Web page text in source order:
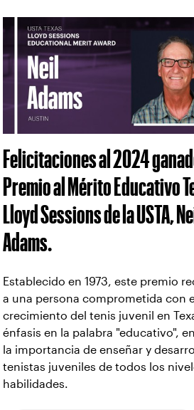
Felicitaciones al 2024
Premio al Mérito Educativo
Lloyd Sessions de la USTA,
Adams.
Establecido en 1973, este premio
a una persona comprometida con
crecimiento del tenis juvenil en
énfasis en la palabra "educativo",
la importancia de enseñar y
tenistas juveniles de todos los
habilidades.